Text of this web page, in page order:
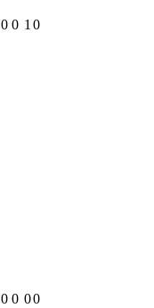
0 0 1 0
0 0 00